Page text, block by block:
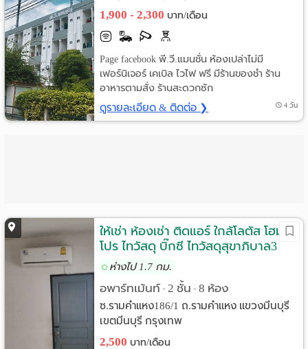
1,900 - 2,300 บาท/เดือน
Page facebook พี.วี.แมนชั่น ห้องเปล่าไม่มี
เฟอร์นิเจอร์ เคเบิล ไวไฟ ฟรี มีร้านของชำ ร้าน
อาหารตามสั่ง ร้านสะดวกซัก
ดูรายละเอียด & ติดต่อ ❯ 4 วัน
ให้เช่า ห้องเช่า ติดแอร์ ใกล้โลตัส โฮม
โปร ไทวัสดุ บิ๊กซี ไทวัสดุสุขาภิบาล3
ตลาดมีน
ห่างไป 1.7 กม.
อพาร์ทเม้นท์ • 2 ชั้น • 8 ห้อง
ซ.รามคำแหง186/1 ถ.รามคำแหง แขวงมีนบุรี
เขตมีนบุรี กรุงเทพ
2,500 บาท/เดือน